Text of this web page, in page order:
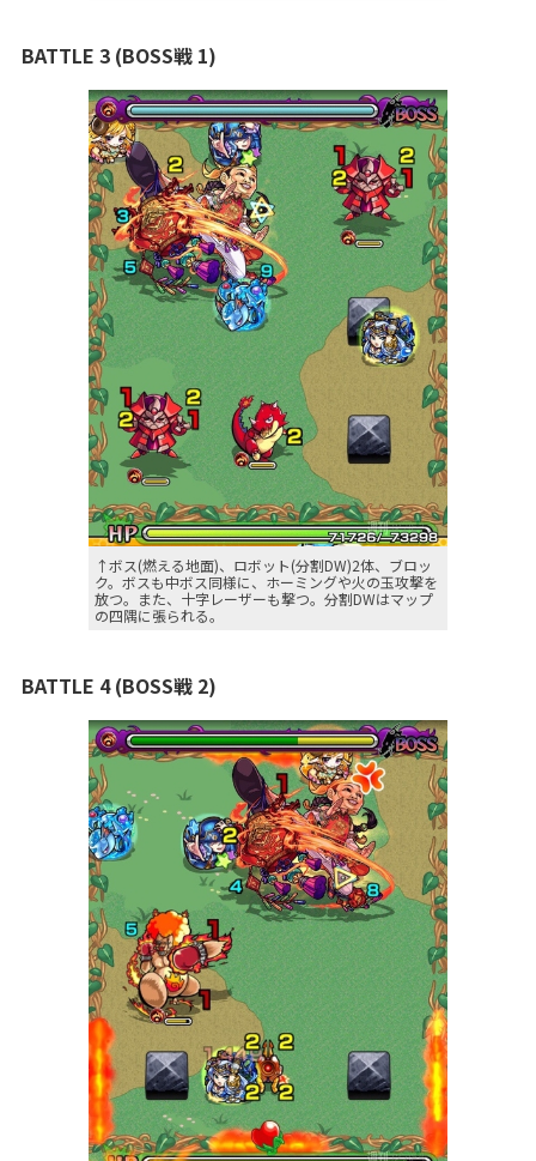
BATTLE 3 (BOSS戦 1)
↑ボス(燃える地面)、ロボット(分割DW)2体、ブロッ
ク。ボスも中ボス同様に、ホーミングや火の玉攻撃を
放つ。また、十字レーザーも撃つ。分割DWはマップ
の四隅に張られる。
BATTLE 4 (BOSS戦 2)